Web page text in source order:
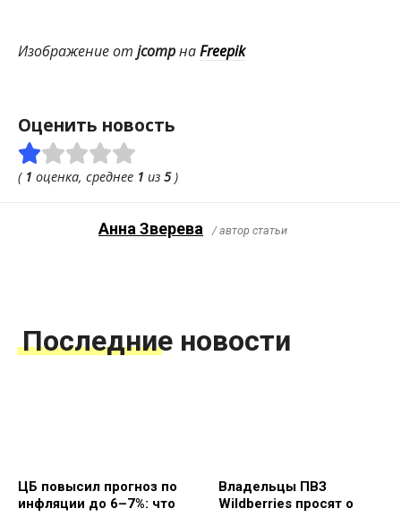
Изображение от jcompнаFreepik
Оценить новость
( 1 оценка, среднее 1 из 5)
Анна Зверева / автор статьи
Последние новости
ЦБ повысил прогноз по
инфляции до 6–7%: что
Владельцы ПВЗ
Wildberries просят о